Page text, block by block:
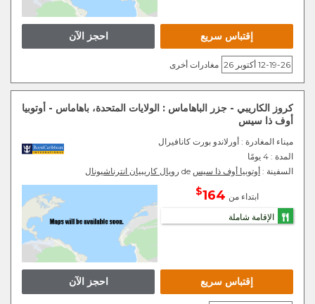
احجز الآن إقتباس سريع
12-19-26 أكتوبر 26 مغادرات أخرى
كروز الكاريبي - جزر الباهاماس : الولايات المتحدة، باهاماس - أوتوبيا
أوف ذا سيس
ميناء المغادرة : أورلاندو بورت كانافيرال
المدة : 4 يومًا
السفينة : أوتوبيا أوف ذا سيس رويال كاريبيان انترناشيونال
ابتداء من 164
$
الإقامة شاملة
احجز الآن إقتباس سريع